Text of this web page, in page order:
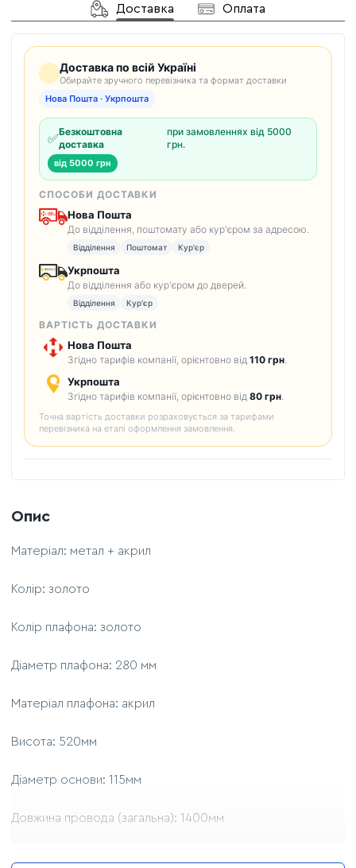
Доставка Оплата
Доставка по всій Україні
Обирайте зручного перевізника та формат доставки
Нова Пошта · Укрпошта
✅Безкоштовна
доставка
при замовленнях від 5000
грн.
від 5000 грн
СПОСОБИ ДОСТАВКИ
Нова Пошта
До відділення, поштомату або кур'єром за адресою.
Відділення Поштомат Кур'єр
Укрпошта
До відділення або кур'єром до дверей.
Відділення Кур'єр
ВАРТІСТЬ ДОСТАВКИ
Нова Пошта
Згідно тарифів компанії, орієнтовно від 110 грн
Укрпошта
Згідно тарифів компанії, орієнтовно від 80 грн
Точна вартість доставки розраховується за тарифами
перевізника на етапі оформлення замовлення.
Опис
Матеріал: метал + акрил
Колір: золото
Колір плафона: золото
Діаметр плафона: 280 мм
Матеріал плафона: акрил
Висота: 520мм
Діаметр основи: 115мм
Довжина провода (загальна): 1400мм